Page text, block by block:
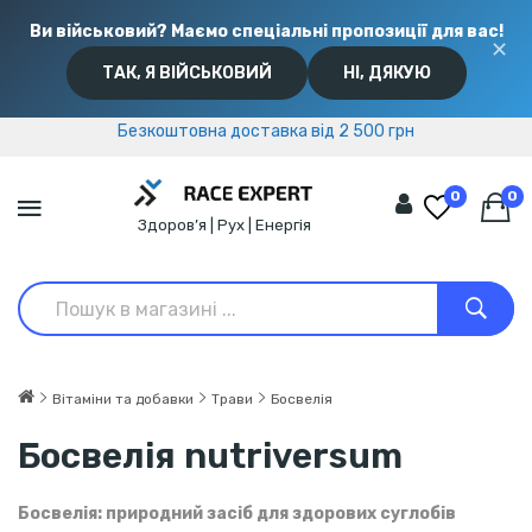
Ви військовий? Маємо спеціальні пропозиції для вас!
ТАК, Я ВІЙСЬКОВИЙ НІ, ДЯКУЮ
✕
Безкоштовна доставка від 2 500 грн
Безкоштовна доставка від 2 500 грн
Здоров’я | Рух | Енергія
0 0
Вітаміни та добавки Трави Босвелія
Босвелія nutriversum
Босвелія: природний засіб для здорових суглобів